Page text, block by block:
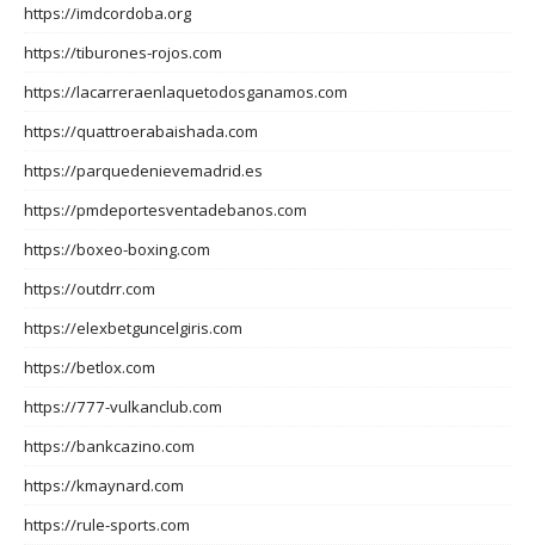
https://imdcordoba.org
https://tiburones-rojos.com
https://lacarreraenlaquetodosganamos.com
https://quattroerabaishada.com
https://parquedenievemadrid.es
https://pmdeportesventadebanos.com
https://boxeo-boxing.com
https://outdrr.com
https://elexbetguncelgiris.com
https://betlox.com
https://777-vulkanclub.com
https://bankcazino.com
https://kmaynard.com
https://rule-sports.com